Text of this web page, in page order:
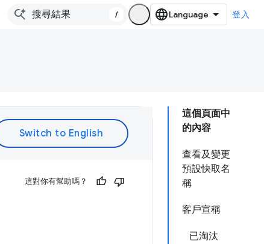
/ 登入
這個頁面中
的內容
查看及變更
預設快取名
稱
客戶宣稱
已淘汰
這對你有幫助嗎？